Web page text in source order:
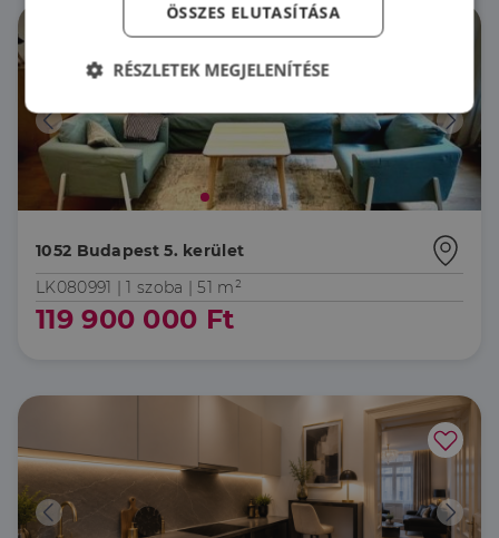
1052 Budapest 5. kerület
LK080991 |1 szoba | 51 m²
119 900 000 Ft
ÖSSZES ELUTASÍTÁSA
RÉSZLETEK MEGJELENÍTÉSE
Elengedhetetlenül
szükséges
Teljesítmény
Az elengedhetetlenül szükséges sütik lehetővé teszik
a webhely alapvető funkcióit, például a felhasználói
bejelentkezést és a fiókkezelést. A weboldal nem
használható megfelelően az elengedhetetlenül
szükséges sütik nélkül.